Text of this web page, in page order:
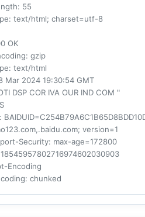
: 55
: text/html; charset=utf-8
OK
: gzip
: text/html
Mar 2024 19:30:54 GMT
DSP COR IVA OUR IND COM "
:
version=1
Security: max-age=172800
Encoding
: chunked